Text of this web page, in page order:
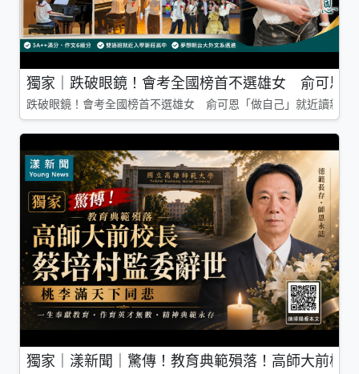
獨家｜跌破眼鏡！會考全國榜首不選雄女 俞可恩
跌破眼鏡！會考全國榜首不選雄女 俞可恩「做自己」就近讀新莊
獨家｜漾新聞｜驚傳！教育典範殞落！高師大前校